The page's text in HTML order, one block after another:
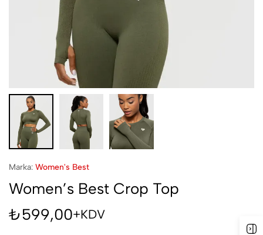
Marka: Women's Best
Women’s Best Crop Top
₺599,00+KDV